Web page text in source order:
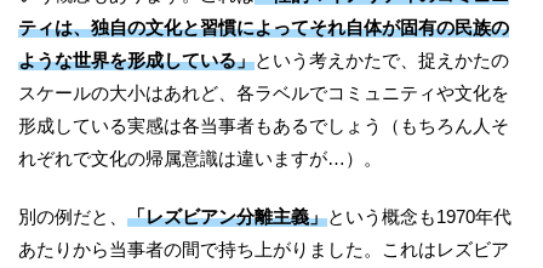
ティは、独自の文化と習慣によってそれ自体が固有の民族の
ような世界を形成している」という考えかたで、捉えかたの
スケールの大小はあれど、各ラベルでコミュニティや文化を
形成している実感は各当事者もあるでしょう（もちろん人そ
れぞれで文化の帰属意識は違いますが…）。
別の例だと、 「レズビアン分離主義」という概念も1970年代
あたりから当事者の間で持ち上がりました。これはレズビア